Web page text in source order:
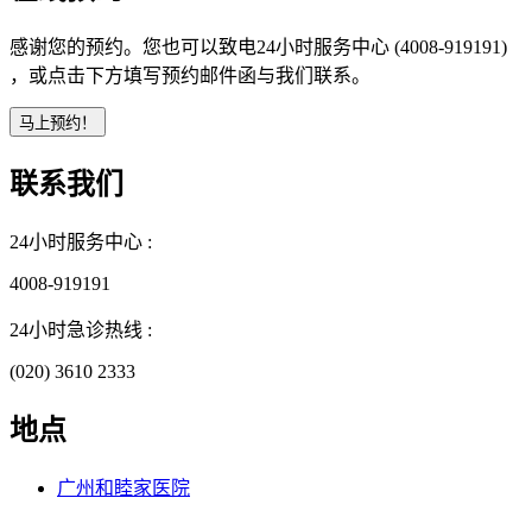
感谢您的预约。您也可以致电24小时服务中心 (4008-919191)
，或点击下方填写预约邮件函与我们联系。
联系我们
24小时服务中心 :
4008-919191
24小时急诊热线 :
(020) 3610 2333
地点
广州和睦家医院